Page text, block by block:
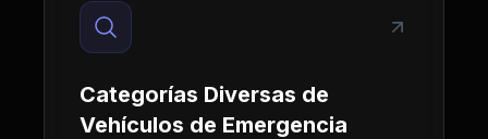
Categorías Diversas de
Vehículos de Emergencia